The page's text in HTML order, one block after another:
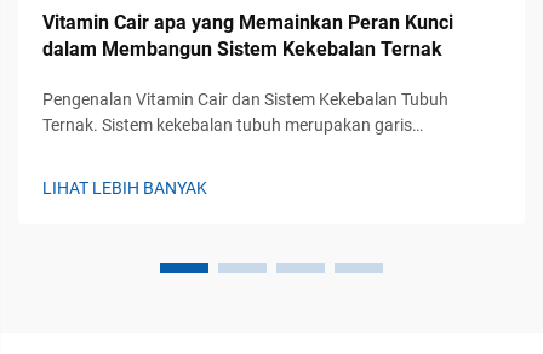
Vitamin Cair apa yang Memainkan Peran Kunci
dalam Membangun Sistem Kekebalan Ternak
Pengenalan Vitamin Cair dan Sistem Kekebalan Tubuh
Ternak. Sistem kekebalan tubuh merupakan garis
LIHAT LEBIH BANYAK